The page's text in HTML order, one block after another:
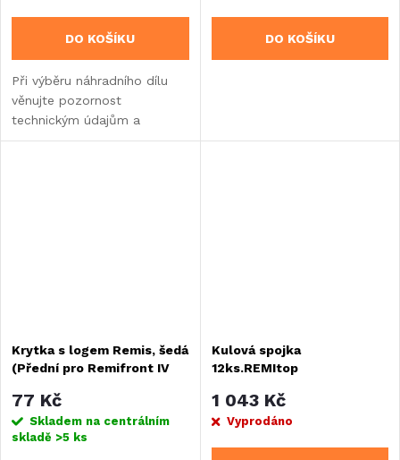
DO KOŠÍKU
Při výběru náhradního dílu
věnujte pozornost
technickým údajům a
informacím o výrobku.
DO KOŠÍKU
Krytka s logem Remis, šedá
(Přední pro Remifront IV
77 Kč
Skladem na centrálním
skladě >5 ks
Kulová spojka
12ks.REMItop
1 043 Kč
Vyprodáno